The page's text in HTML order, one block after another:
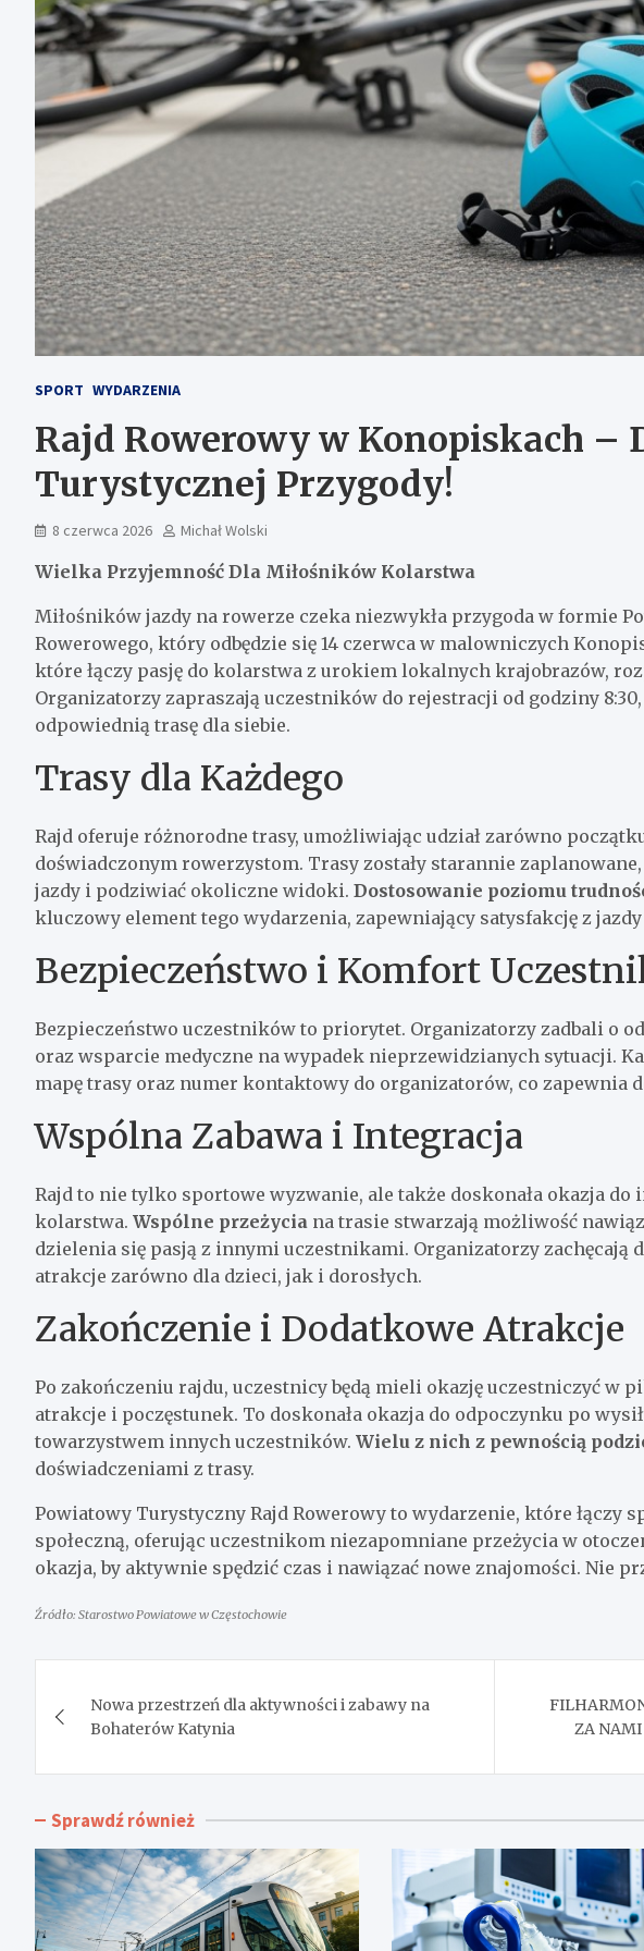
SPORT WYDARZENIA
Rajd Rowerowy w Konopiskach –
Turystycznej Przygody!
8 czerwca 2026 Michał Wolski
Wielka Przyjemność Dla Miłośników Kolarstwa
Miłośników jazdy na rowerze czeka niezwykła przygoda w formie
Rowerowego, który odbędzie się 14 czerwca w malowniczych
które łączy pasję do kolarstwa z urokiem lokalnych krajobrazów,
Organizatorzy zapraszają uczestników do rejestracji od godziny
odpowiednią trasę dla siebie.
Trasy dla Każdego
Rajd oferuje różnorodne trasy, umożliwiając udział zarówno
doświadczonym rowerzystom. Trasy zostały starannie zaplanowane,
jazdy i podziwiać okoliczne widoki. Dostosowanie poziomu
kluczowy element tego wydarzenia, zapewniający satysfakcję z
Bezpieczeństwo i Komfort
Bezpieczeństwo uczestników to priorytet. Organizatorzy zadbali o
oraz wsparcie medyczne na wypadek nieprzewidzianych sytuacji.
mapę trasy oraz numer kontaktowy do organizatorów, co zapewnia
Wspólna Zabawa i Integracja
Rajd to nie tylko sportowe wyzwanie, ale także doskonała okazja
kolarstwa. Wspólne przeżycia na trasie stwarzają możliwość
dzielenia się pasją z innymi uczestnikami. Organizatorzy zachęcają
atrakcje zarówno dla dzieci, jak i dorosłych.
Zakończenie i Dodatkowe Atrakcje
Po zakończeniu rajdu, uczestnicy będą mieli okazję uczestniczyć w
atrakcje i poczęstunek. To doskonała okazja do odpoczynku po
towarzystwem innych uczestników. Wielu z nich z pewnością
doświadczeniami z trasy.
Powiatowy Turystyczny Rajd Rowerowy to wydarzenie, które łączy
społeczną, oferując uczestnikom niezapomniane przeżycia w
okazja, by aktywnie spędzić czas i nawiązać nowe znajomości. Nie
Źródło: Starostwo Powiatowe w Częstochowie
wpisu
Nowa przestrzeń dla aktywności i zabawy na
Bohaterów Katynia
ZA NAMI
Sprawdź również